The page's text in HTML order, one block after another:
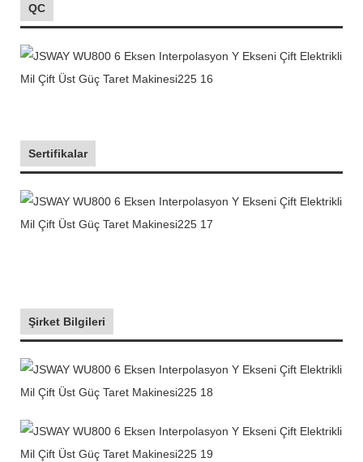
QC
Sertifikalar
Şirket Bilgileri